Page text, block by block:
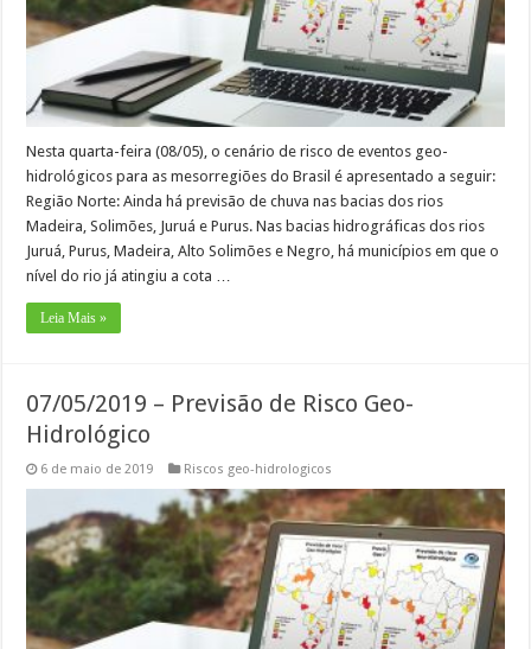
Nesta quarta-feira (08/05), o cenário de risco de eventos geo-
hidrológicos para as mesorregiões do Brasil é apresentado a seguir:
Região Norte: Ainda há previsão de chuva nas bacias dos rios
Madeira, Solimões, Juruá e Purus. Nas bacias hidrográficas dos rios
Juruá, Purus, Madeira, Alto Solimões e Negro, há municípios em que o
nível do rio já atingiu a cota …
Leia Mais »
07/05/2019 – Previsão de Risco Geo-
Hidrológico
6 de maio de 2019 Riscos geo-hidrologicos